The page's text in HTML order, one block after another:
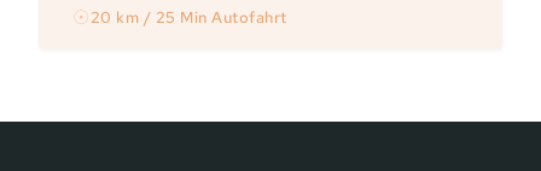
☉20 km / 25 Min Autofahrt